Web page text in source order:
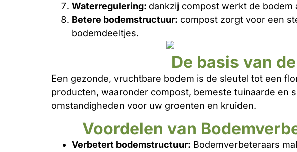
Waterregulering: dankzij compost werkt de bodem
Betere bodemstructuur: compost zorgt voor een
bodemdeeltjes.
De basis van
Een gezonde, vruchtbare bodem is de sleutel tot een
producten, waaronder compost, bemeste tuinaarde
omstandigheden voor uw groenten en kruiden.
Voordelen van
Verbetert bodemstructuur: Bodemverbeteraars